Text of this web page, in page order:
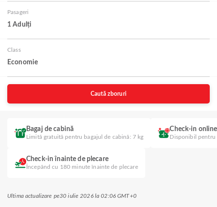
Pasageri
1 Adulți
Class
Economie
Caută zboruri
Bagaj de cabină
Limită gratuită pentru bagajul de cabină: 7 kg
Check-in online
Disponibil pentru
Check-in înainte de plecare
Începând cu 180 minute înainte de plecare
Ultima actualizare pe30 iulie 2026 la 02:06 GMT+0